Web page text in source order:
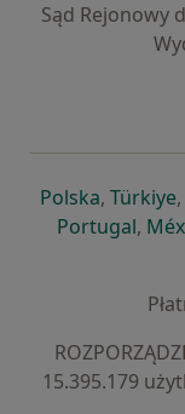
Sąd Rejonowy
Polskaotwiera
, Türkiye,
Portugal,
15.395.179